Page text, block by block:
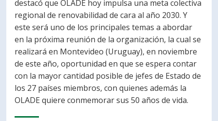
destacó que OLADE hoy impulsa una meta colectiva
regional de renovabilidad de cara al año 2030. Y
este será uno de los principales temas a abordar
en la próxima reunión de la organización, la cual se
realizará en Montevideo (Uruguay), en noviembre
de este año, oportunidad en que se espera contar
con la mayor cantidad posible de jefes de Estado de
los 27 países miembros, con quienes además la
OLADE quiere conmemorar sus 50 años de vida.